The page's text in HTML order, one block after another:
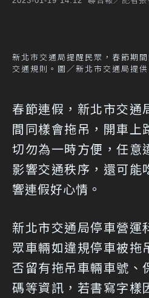
新北市交通局提醒民眾，春節期
交通規則。圖／新北市交通局提供
春節連假，新北市交通
間同樣會拖吊，開車上
切勿為一時方便，任意
影響交通秩序，還可能
響連假好心情。
新北市交通局停車營運
眾車輛如違規停車被拖
否留有拖吊車輛車號、
碼等資訊，若書寫字樣